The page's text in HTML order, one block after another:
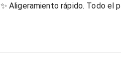
✨ Aligeramiento rápido. Todo el